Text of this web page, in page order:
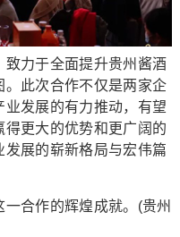
力于全面提升贵州酱酒
。此次合作不仅是两家企
发展的有力推动，有望
更大的优势和更广阔的
展的崭新格局与宏伟篇
合作的辉煌成就。(贵州